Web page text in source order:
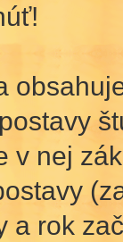
v nej
a rok